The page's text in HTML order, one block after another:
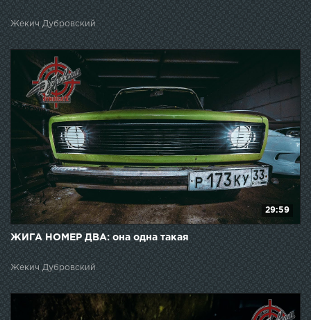
Жекич Дубровский
29:59
ЖИГА НОМЕР ДВА: она одна такая
Жекич Дубровский